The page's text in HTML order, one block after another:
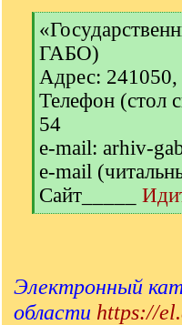
[
]ГАБО)
Адрес: 241050,
Телефон (стол
54
e-mail: arhiv-
e-mail
Сайт_____
[
Электронный
области https://